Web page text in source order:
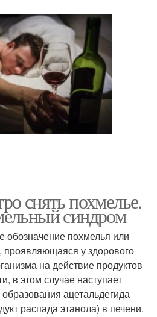
снять похмелье.
синдром
обозначение похмелья или
проявляющаяся у здорового
на действие продуктов
в этом случае наступает
ацетальдегида
распада этанола) в печени.